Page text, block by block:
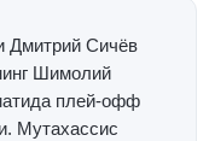
Дмитрий Сичёв
Шимолий
плей-офф
Мутахассис